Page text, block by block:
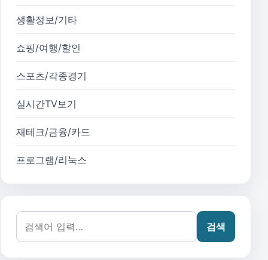
생활정보/기타
쇼핑/여행/할인
스포츠/각종경기
실시간TV보기
재테크/금융/카드
프로그램/리눅스
검색어:
검색